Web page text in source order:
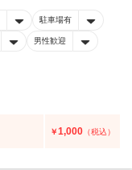
駐車場有
男性歓迎
￥1,000 （税込）